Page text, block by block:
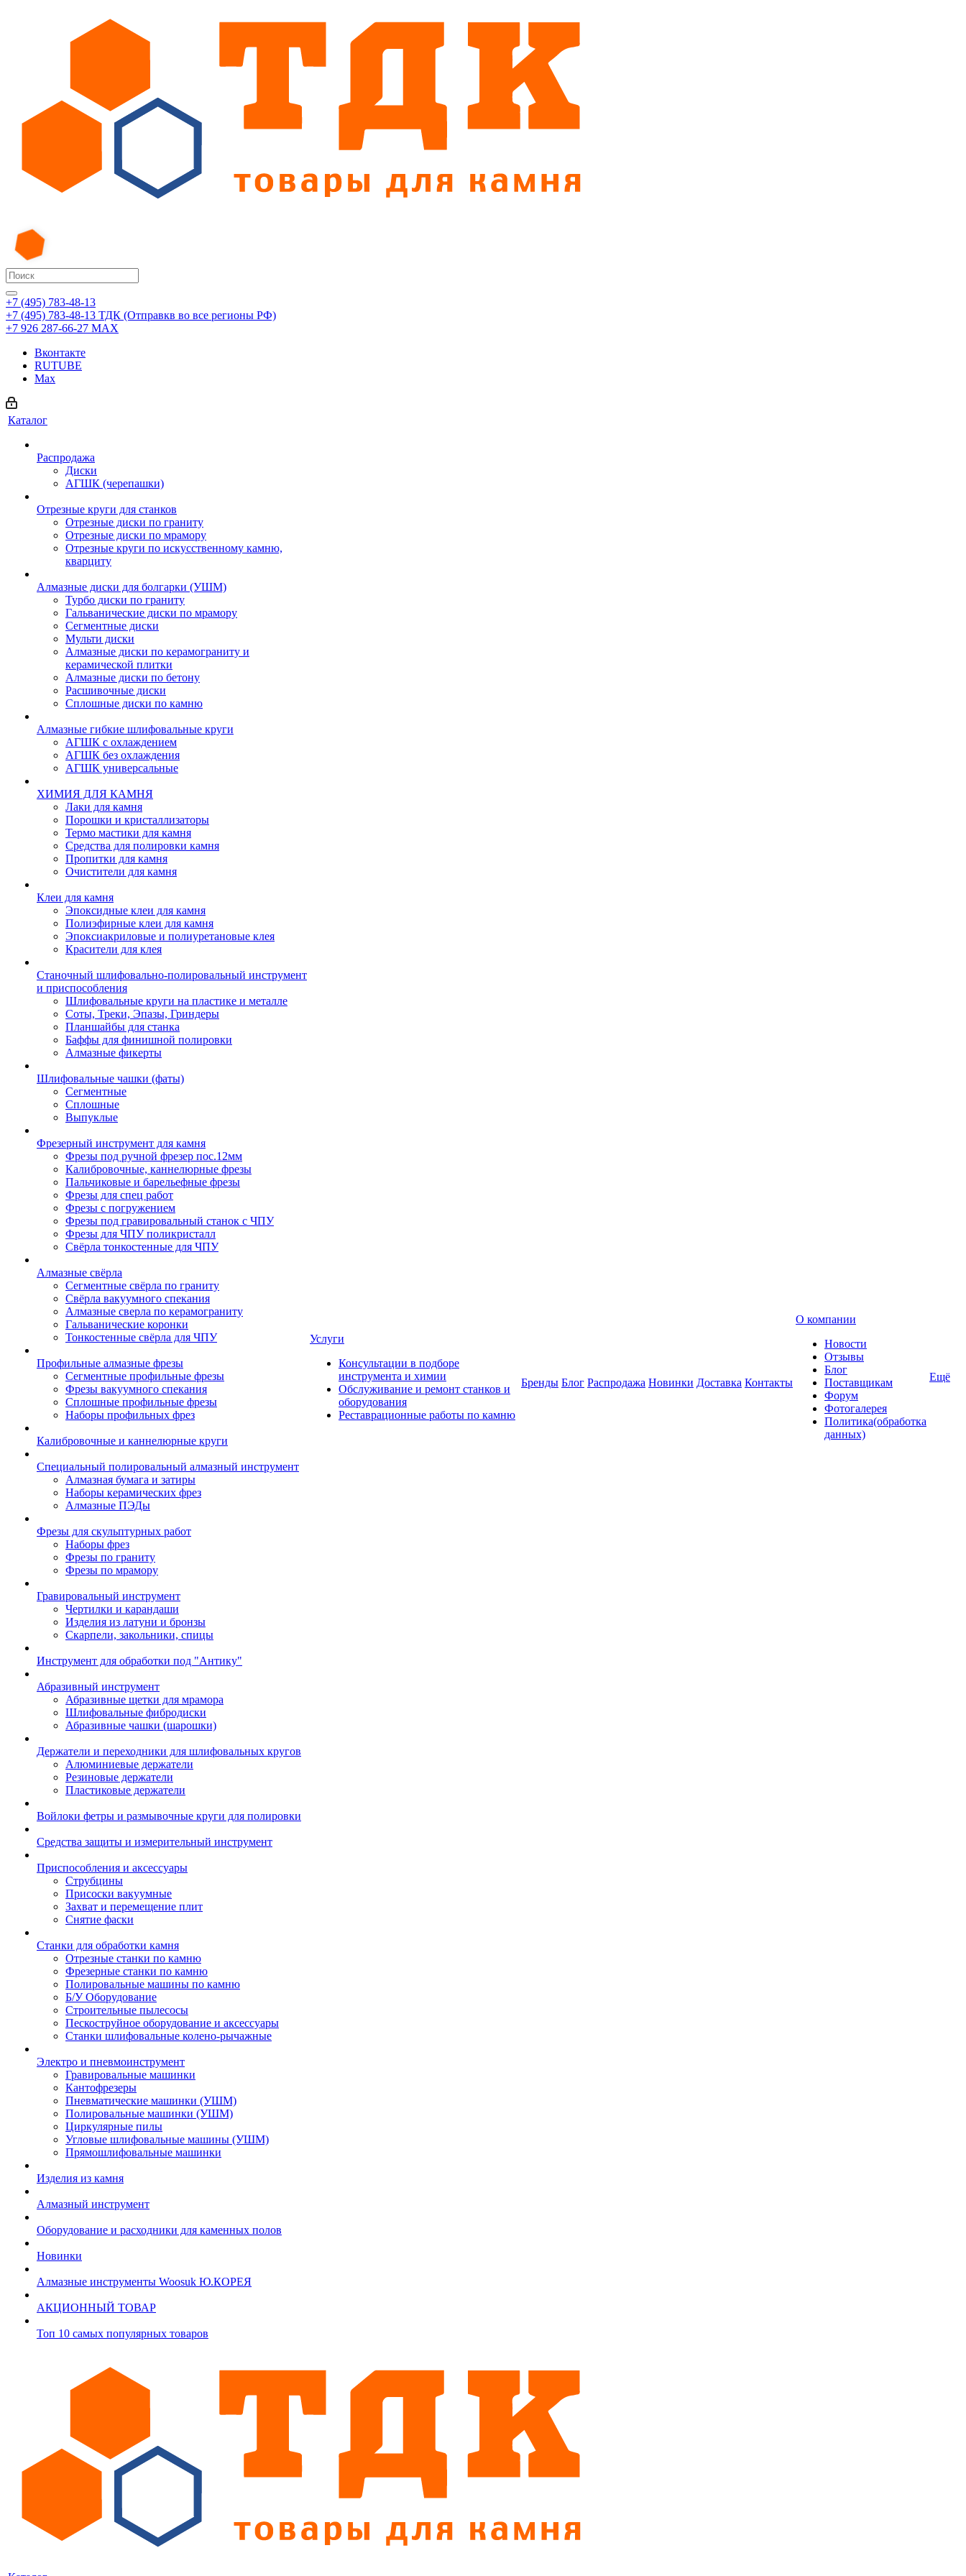
+7 (495) 783-48-13
+7 (495) 783-48-13 ТДК (Отправкв во все регионы РФ)
+7 926 287-66-27 МАХ
Вконтакте
RUTUBE
Max
Каталог
Распродажа
Диски
АГШК (черепашки)
Отрезные круги для станков
Отрезные диски по граниту
Отрезные диски по мрамору
Отрезные круги по искусственному камню,
кварциту
Алмазные диски для болгарки (УШМ)
Турбо диски по граниту
Гальванические диски по мрамору
Сегментные диски
Мульти диски
Алмазные диски по керамограниту и
керамической плитки
Алмазные диски по бетону
Расшивочные диски
Сплошные диски по камню
Алмазные гибкие шлифовальные круги
АГШК с охлаждением
АГШК без охлаждения
АГШК универсальные
ХИМИЯ ДЛЯ КАМНЯ
Лаки для камня
Порошки и кристаллизаторы
Термо мастики для камня
Средства для полировки камня
Пропитки для камня
Очистители для камня
Клеи для камня
Эпоксидные клеи для камня
Полиэфирные клеи для камня
Эпоксиакриловые и полиуретановые клея
Красители для клея
Станочный шлифовально-полировальный инструмент
и приспособления
Шлифовальные круги на пластике и металле
Соты, Треки, Эпазы, Гриндеры
Планшайбы для станка
Баффы для финишной полировки
Алмазные фикерты
Шлифовальные чашки (фаты)
Сегментные
Сплошные
Выпуклые
Фрезерный инструмент для камня
Фрезы под ручной фрезер пос.12мм
Калибровочные, каннелюрные фрезы
Пальчиковые и барельефные фрезы
Фрезы для спец работ
Фрезы с погружением
Фрезы под гравировальный станок с ЧПУ
Фрезы для ЧПУ поликристалл
Свёрла тонкостенные для ЧПУ
Алмазные свёрла
Сегментные свёрла по граниту
Свёрла вакуумного спекания
Алмазные сверла по керамограниту
Гальванические коронки
Тонкостенные свёрла для ЧПУ
Профильные алмазные фрезы
Сегментные профильные фрезы
Фрезы вакуумного спекания
Сплошные профильные фрезы
Наборы профильных фрез
Калибровочные и каннелюрные круги
Специальный полировальный алмазный инструмент
Алмазная бумага и затиры
Наборы керамических фрез
Алмазные ПЭДы
Фрезы для скульптурных работ
Наборы фрез
Фрезы по граниту
Фрезы по мрамору
Гравировальный инструмент
Чертилки и карандаши
Изделия из латуни и бронзы
Скарпели, закольники, спицы
Инструмент для обработки под "Антику"
Абразивный инструмент
Абразивные щетки для мрамора
Шлифовальные фибродиски
Абразивные чашки (шарошки)
Держатели и переходники для шлифовальных кругов
Алюминиевые держатели
Резиновые держатели
Пластиковые держатели
Войлоки фетры и размывочные круги для полировки
Средства защиты и измерительный инструмент
Приспособления и аксессуары
Струбцины
Присоски вакуумные
Захват и перемещение плит
Снятие фаски
Станки для обработки камня
Отрезные станки по камню
Фрезерные станки по камню
Полировальные машины по камню
Б/У Оборудование
Строительные пылесосы
Пескоструйное оборудование и аксессуары
Станки шлифовальные колено-рычажные
Электро и пневмоинструмент
Гравировальные машинки
Кантофрезеры
Пневматические машинки (УШМ)
Полировальные машинки (УШМ)
Циркулярные пилы
Угловые шлифовальные машины (УШМ)
Прямошлифовальные машинки
Изделия из камня
Алмазный инструмент
Оборудование и расходники для каменных полов
Новинки
Алмазные инструменты Woosuk Ю.КОРЕЯ
АКЦИОННЫЙ ТОВАР
Топ 10 самых популярных товаров
Услуги
Консультации в подборе
инструмента и химии
Обслуживание и ремонт станков и
оборудования
Реставрационные работы по камню
Бренды Блог Распродажа Новинки Доставка Контакты
О компании
Новости
Отзывы
Блог
Поставщикам
Форум
Фотогалерея
Политика(обработка
данных)
Ещё